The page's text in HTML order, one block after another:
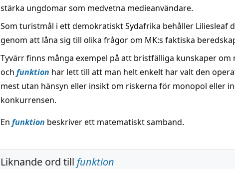
stärka ungdomar som medvetna medieanvändare.
Som turistmål i ett demokratiskt Sydafrika behåller Liliesleaf
genom att låna sig till olika frågor om MK:s faktiska
Tyvärr finns många exempel på att bristfälliga kunskaper om
och funktion har lett till att man helt enkelt har valt den
mest utan hänsyn eller insikt om riskerna för monopol eller
konkurrensen.
En funktion beskriver ett matematiskt samband.
Liknande ord till funktion